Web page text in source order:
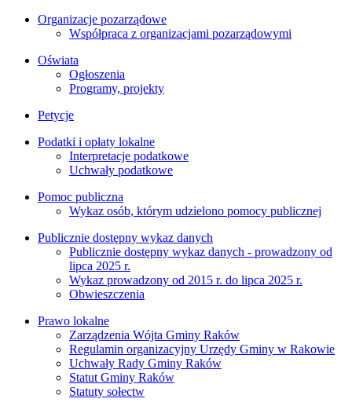
Organizacje pozarządowe
Współpraca z organizacjami pozarządowymi
Oświata
Ogłoszenia
Programy, projekty
Petycje
Podatki i opłaty lokalne
Interpretacje podatkowe
Uchwały podatkowe
Pomoc publiczna
Wykaz osób, którym udzielono pomocy publicznej
Publicznie dostępny wykaz danych
Publicznie dostępny wykaz danych - prowadzony od
lipca 2025 r.
Wykaz prowadzony od 2015 r. do lipca 2025 r.
Obwieszczenia
Prawo lokalne
Zarządzenia Wójta Gminy Raków
Regulamin organizacyjny Urzędy Gminy w Rakowie
Uchwały Rady Gminy Raków
Statut Gminy Raków
Statuty sołectw